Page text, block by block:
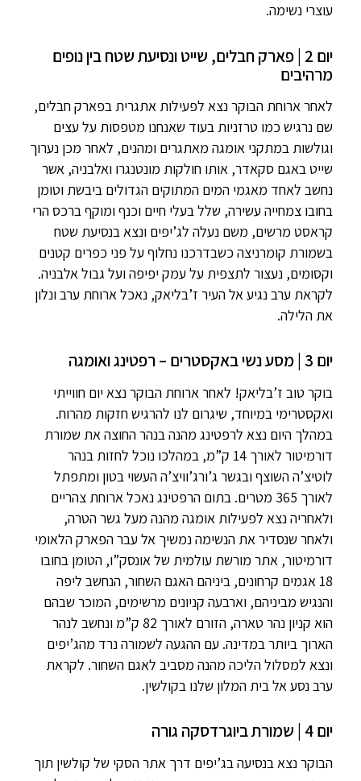
עוצרי נשימה.
יום 2 | פארק חבלים, שייט ונסיעת שטח בין נופים
מרהיבים
לאחר ארוחת הבוקר נצא לפעילות אתגרית בפארק חבלים,
שם נרגיש כמו טרזניות בעוד שאנחנו מטפסות על עצים
וגולשות במתקני אומגה מאתגרים ומהנים, לאחר מכן נערוך
שייט באגם סקאדר, אותו חולקות מונטנגרו ואלבניה, אשר
נחשב לאחד מאגמי המים המתוקים הגדולים ביבשת וטומן
בחובו צמחייה עשירה, שלל בעלי חיים וכנף ומוקף ברכס הרי
קראסט מרשים, משם נעלה לג’יפים ונצא בנסיעת שטח
בשמורת קומרניצה כשבדרכנו נחלוף על פני כפרים קטנים
וקסומים, נעצור לתצפית על עמק יפיפה ועל גבול אלבניה.
לקראת ערב נגיע אל העיר ז’בליאק, נאכל ארוחת ערב ונלון
את הלילה.
יום 3 | מסע נשי באקסטרים – רפטינג ואומגה
בוקר טוב ז’בליאק! לאחר ארוחת הבוקר נצא יום חווייתי
ואקסטרימי במיוחד, שיגרום לנו להרגיש חזקות מהרוח.
במהלך היום נצא לרפטינג מהנה בנהר החוצה את שמורת
דורמיטור לאורך 14 ק”מ, במהלכו נוכל לחזות בנהר
לוטיצ’ה השוצף ובגשר ג’ורג’וויצ’ה העשוי בטון ומתפתל
לאורך 365 מטרים. בתום הרפטינג נאכל ארוחת צהריים
ולאחריה נצא לפעילות אומגה מהנה מעל גשר הטרה,
ולאחר שנסדיר את הנשימה נמשיך אל עבר הפארק הלאומי
דורמיטור, אתר מורשת עולמית של אונסק”ו, הטומן בחובו
18 אגמים קרחונים, ביניהם האגם השחור, הנחשב ליפה
והנגיש מביניהם, וארבעה קניונים מרשימים, המוכר שבהם
הוא קניון נהר טארה, הזורם לאורך 82 ק”מ ונחשב לנהר
הארוך ביותר במדינה. עם ההגעה לשמורה נרד מהג’יפים
ונצא למסלול הליכה מהנה מסביב לאגם השחור. לקראת
ערב נסע אל בית המלון שלנו בקולשין.
יום 4 | שמורת ביוגרדסקה גורה
הבוקר נצא בנסיעה בג’יפים דרך אתר הסקי של קולשין תוך